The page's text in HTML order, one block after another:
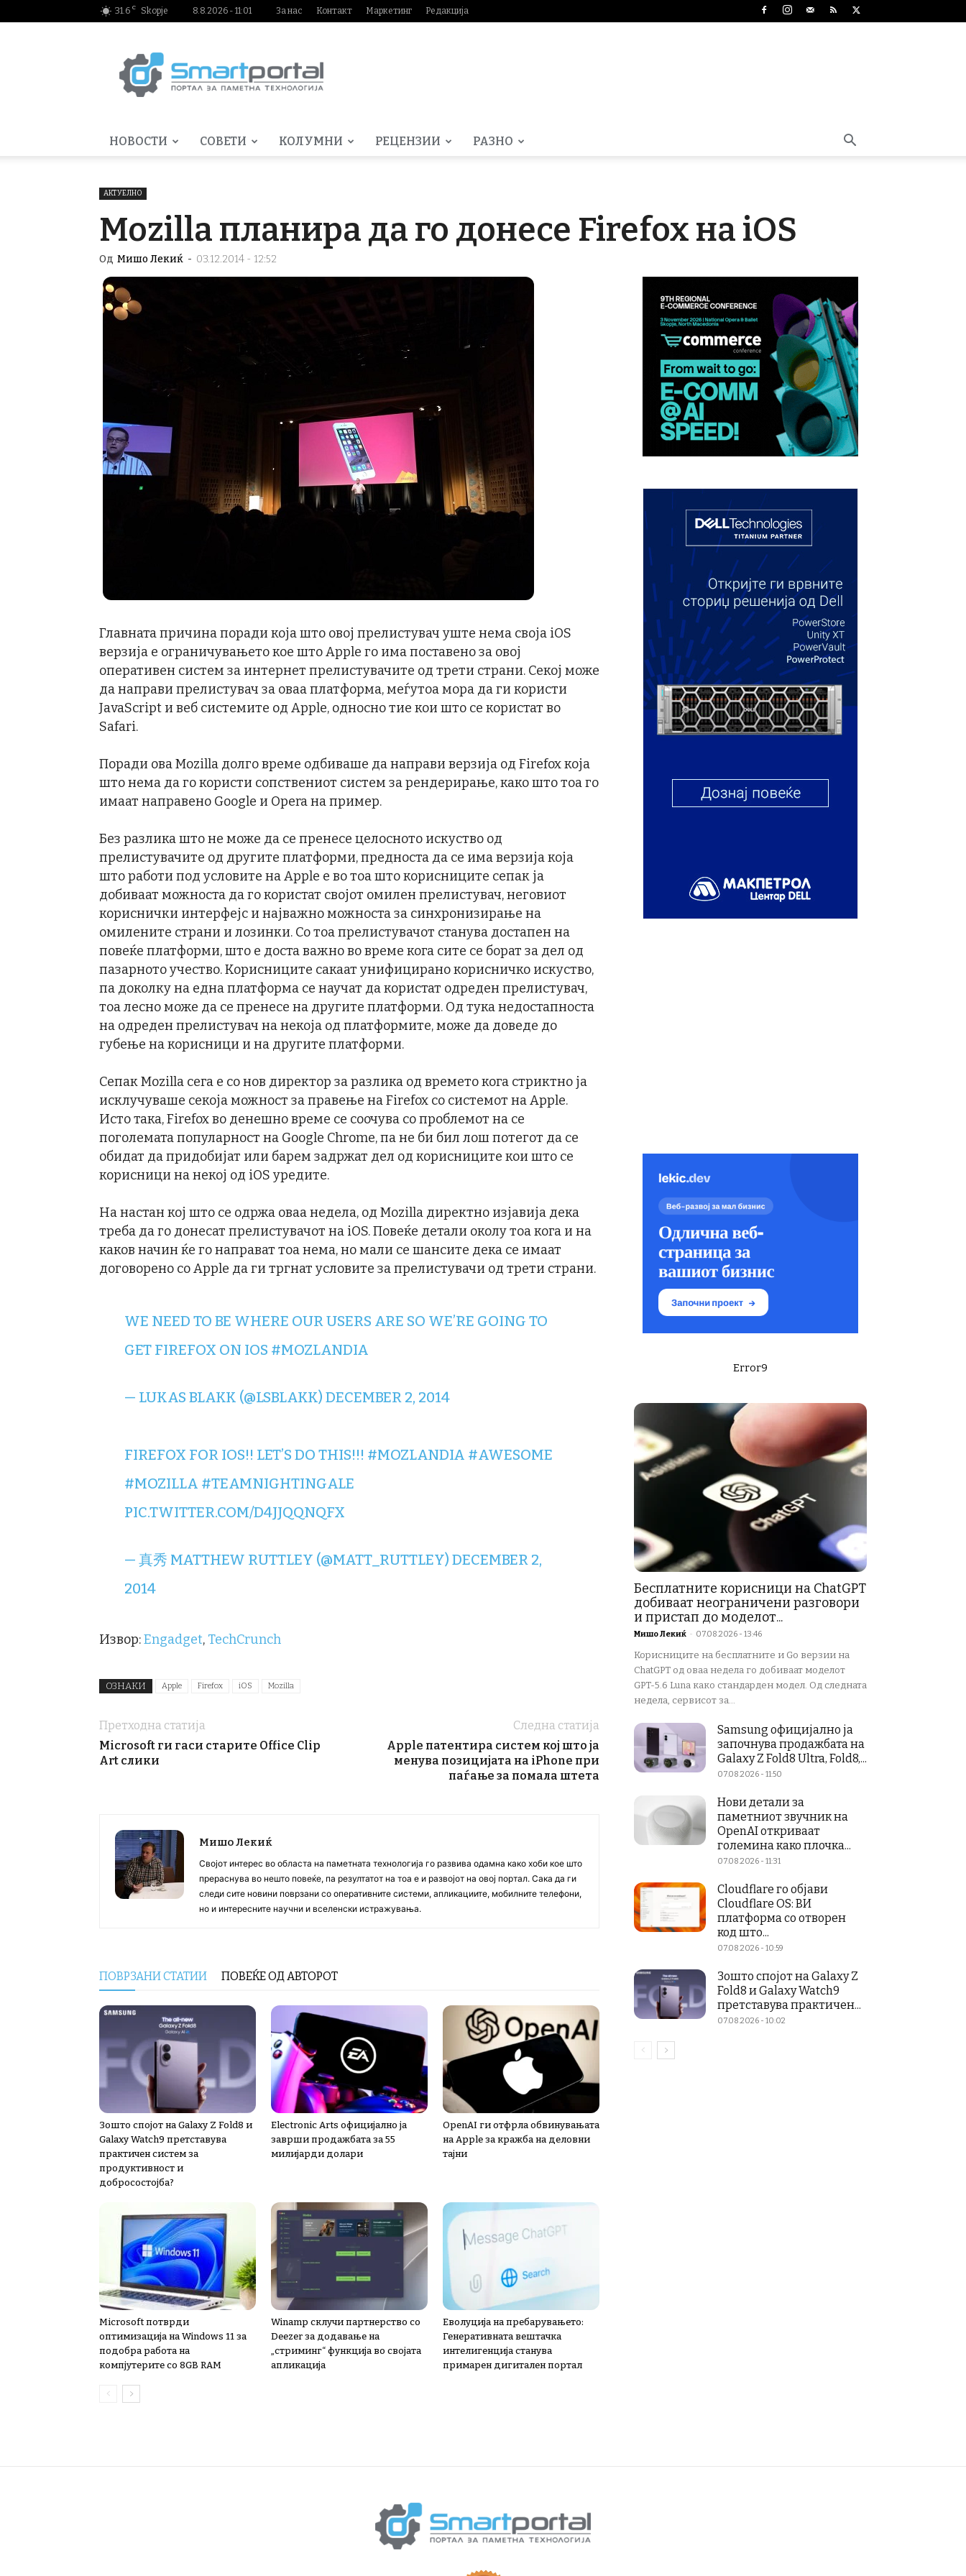
31.6 C Skopje 8.8.2026 - 11:01 За нас Контакт Маркетинг Редакција
НОВОСТИ СОВЕТИ КОЛУМНИ РЕЦЕНЗИИ РАЗНО
АКТУЕЛНО
Mozilla планира да го донесе Firefox на iOS
Од Мишо Лекиќ - 03.12.2014 - 12:52
Главната причина поради која што овој прелистувач уште нема своја iOS
верзија е ограничувањето кое што Apple го има поставено за овој
оперативен систем за интернет прелистувачите од трети страни. Секој може
да направи прелистувач за оваа платформа, меѓутоа мора да ги користи
JavaScript и веб системите од Apple, односно тие кои што се користат во
Safari.
Поради ова Mozilla долго време одбиваше да направи верзија од Firefox која
што нема да го користи сопствениот систем за рендерирање, како што тоа го
имаат направено Google и Opera на пример.
Без разлика што не може да се пренесе целосното искуство од
прелистувачите од другите платформи, предноста да се има верзија која
што работи под условите на Apple е во тоа што корисниците сепак ја
добиваат можноста да го користат својот омилен прелистувач, неговиот
кориснички интерфејс и најважно можноста за синхронизирање на
омилените страни и лозинки. Со тоа прелистувачот станува достапен на
повеќе платформи, што е доста важно во време кога сите се борат за дел од
пазарното учество. Корисниците сакаат унифицирано корисничко искуство,
па доколку на една платформа се научат да користат одреден прелистувач,
тоа лесно може да се пренесе на другите платформи. Од тука недостапноста
на одреден прелистувач на некоја од платформите, може да доведе до
губење на корисници и на другите платформи.
Сепак Mozilla сега е со нов директор за разлика од времето кога стриктно ја
исклучуваше секоја можност за правење на Firefox со системот на Apple.
Исто така, Firefox во денешно време се соочува со проблемот на се
поголемата популарност на Google Chrome, па не би бил лош потегот да се
обидат да придобијат или барем задржат дел од корисниците кои што се
корисници на некој од iOS уредите.
На настан кој што се одржа оваа недела, од Mozilla директно изјавија дека
треба да го донесат прелистувачот на iOS. Повеќе детали околу тоа кога и на
каков начин ќе го направат тоа нема, но мали се шансите дека се имаат
договорено со Apple да ги тргнат условите за прелистувачи од трети страни.
WE NEED TO BE WHERE OUR USERS ARE SO WE’RE GOING TO
GET FIREFOX ON IOS #MOZLANDIA
— LUKAS BLAKK (@LSBLAKK) DECEMBER 2, 2014
FIREFOX FOR IOS!! LET’S DO THIS!!! #MOZLANDIA #AWESOME
#MOZILLA #TEAMNIGHTINGALE
PIC.TWITTER.COM/D4JJQQNQFX
— 真秀 MATTHEW RUTTLEY (@MATT_RUTTLEY) DECEMBER 2,
2014
Извор:Engadget, TechCrunch
ОЗНАКИ Apple Firefox iOS Mozilla
Претходна статија
Microsoft ги гаси старите Office Clip
Art слики
Следна статија
Apple патентира систем кој што ја
менува позицијата на iPhone при
паѓање за помала штета
Мишо Лекиќ
Својот интерес во областа на паметната технологија го развива одамна како хоби кое што
прераснува во нешто повеќе, па резултатот на тоа е и развојот на овој портал. Сака да ги
следи сите новини поврзани со оперативните системи, апликациите, мобилните телефони,
но и интересните научни и вселенски истражувања.
ПОВРЗАНИ СТАТИИ ПОВЕЌЕ ОД АВТОРОТ
Зошто спојот на Galaxy Z Fold8 и
Galaxy Watch9 претставува
практичен систем за
продуктивност и
добросостојба?
Electronic Arts официјално ја
заврши продажбата за 55
милијарди долари
OpenAI ги отфрла обвинувањата
на Apple за кражба на деловни
тајни
Microsoft потврди
оптимизација на Windows 11 за
подобра работа на
компјутерите со 8GB RAM
Winamp склучи партнерство со
Deezer за додавање на
„стриминг“ функција во својата
апликација
Еволуција на пребарувањето:
Генеративната вештачка
интелигенција станува
примарен дигитален портал
Error9
Бесплатните корисници на ChatGPT
добиваат неограничени разговори
и пристап до моделот...
Мишо Лекиќ - 07.08.2026 - 13:46
Корисниците на бесплатните и Go верзии на
ChatGPT од оваа недела го добиваат моделот
GPT-5.6 Luna како стандарден модел. Од следната
недела, сервисот за...
Samsung официјално ја
започнува продажбата на
Galaxy Z Fold8 Ultra, Fold8,...
07.08.2026 - 11:50
Нови детали за
паметниот звучник на
OpenAI откриваат
големина како плочка...
07.08.2026 - 11:31
Cloudflare го објави
Cloudflare OS: ВИ
платформа со отворен
код што...
07.08.2026 - 10:59
Зошто спојот на Galaxy Z
Fold8 и Galaxy Watch9
претставува практичен...
07.08.2026 - 10:02